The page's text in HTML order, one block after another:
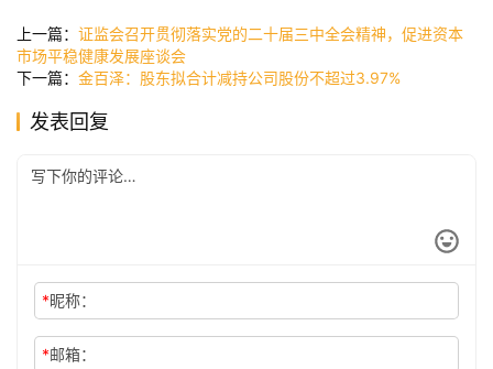
公
司
尚
上一篇： 证监会召开贯彻落实党的二十届三中全会精神，促进资本
市场平稳健康发展座谈会
下一篇： 金百泽：股东拟合计减持公司股份不超过3.97%
发表回复
*昵称：
*邮箱：